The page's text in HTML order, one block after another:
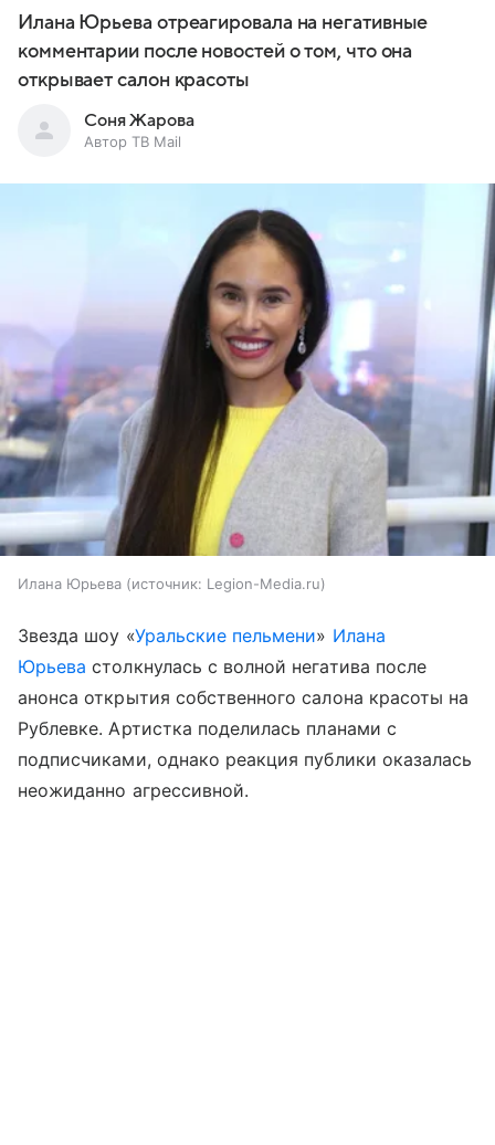
Илана Юрьева отреагировала на негативные
комментарии после новостей о том, что она
открывает салон красоты
Соня Жарова
Автор ТВ Mail
Илана Юрьева источник: Legion-Media.ru
Звезда шоу «Уральские пельмени» Илана
Юрьева столкнулась с волной негатива после
анонса открытия собственного салона красоты на
Рублевке. Артистка поделилась планами с
подписчиками, однако реакция публики оказалась
неожиданно агрессивной.